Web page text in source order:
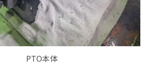
PTO本体